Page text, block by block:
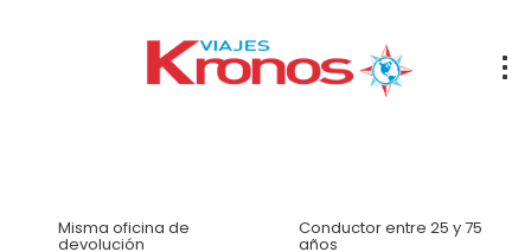
Misma oficina de
devolución
Conductor entre 25 y 75
años